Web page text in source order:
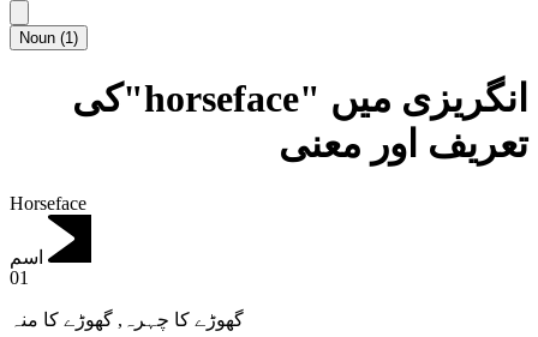
Noun (1)
انگریزی میں "horseface"کی
تعریف اور معنی
Horseface
اسم
01
گھوڑے کا چہرہ , گھوڑے کا منہ